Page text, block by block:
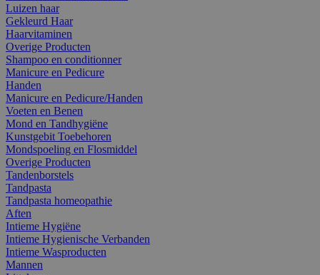
Luizen haar
Gekleurd Haar
Haarvitaminen
Overige Producten
Shampoo en conditionner
Manicure en Pedicure
Handen
Manicure en Pedicure/Handen
Voeten en Benen
Mond en Tandhygiëne
Kunstgebit Toebehoren
Mondspoeling en Flosmiddel
Overige Producten
Tandenborstels
Tandpasta
Tandpasta homeopathie
Aften
Intieme Hygiëne
Intieme Hygienische Verbanden
Intieme Wasproducten
Mannen